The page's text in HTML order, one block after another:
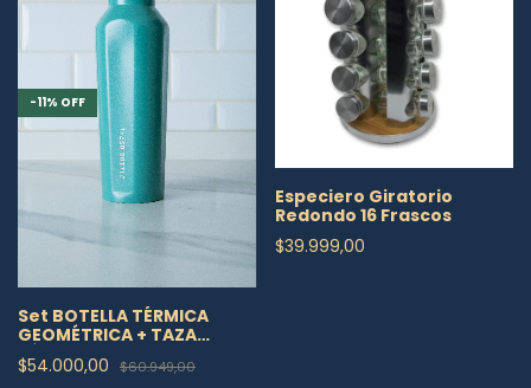
-11% OFF
Set BOTELLA TÉRMICA
GEOMÉTRICA + TAZA
TÉRMICA CON BASE DE
MADERA
$54.000,00 $60.949,00
Especiero Giratorio
Redondo 16 Frascos
$39.999,00